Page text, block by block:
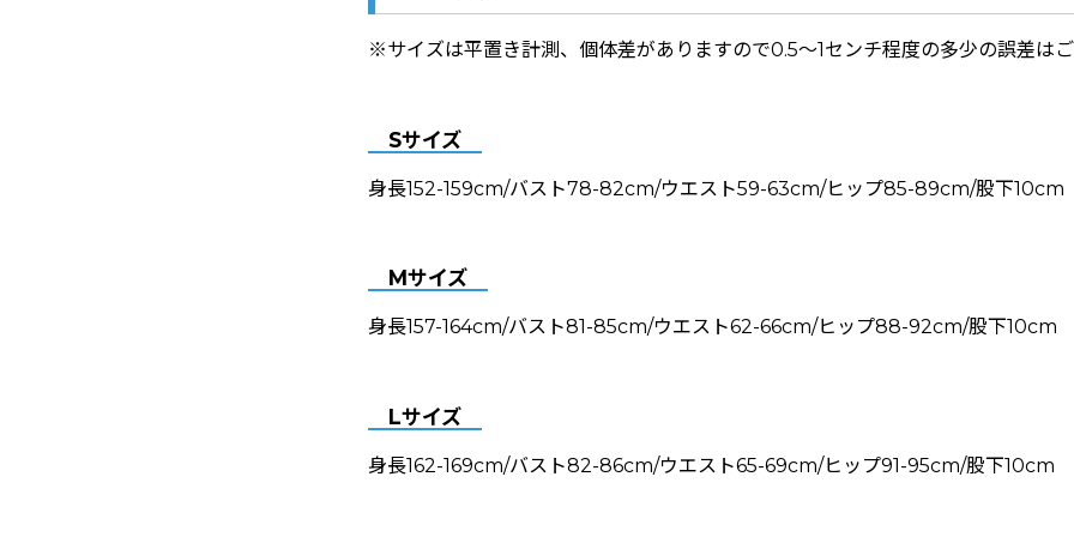
※サイズは平置き計測、個体差がありますので0.5〜1センチ程度の多少の誤差は
Sサイズ
身長152-159cm/バスト78-82cm/ウエスト59-63cm/ヒップ85-89cm/股下10cm
Mサイズ
身長157-164cm/バスト81-85cm/ウエスト62-66cm/ヒップ88-92cm/股下10cm
Lサイズ
身長162-169cm/バスト82-86cm/ウエスト65-69cm/ヒップ91-95cm/股下10cm